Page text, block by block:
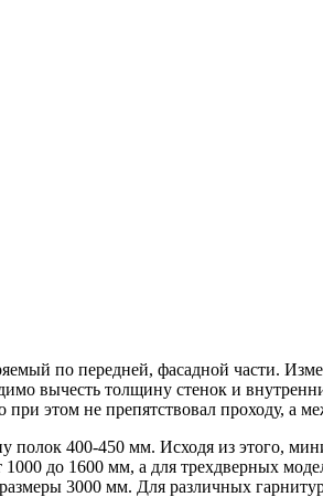
по передней, фасадной части.
вычесть толщину стенок и
при этом не препятствовал проходу,
400-450 мм. Исходя из этого,
1000 до 1600 мм, а для трехдверных
3000 мм. Для различных